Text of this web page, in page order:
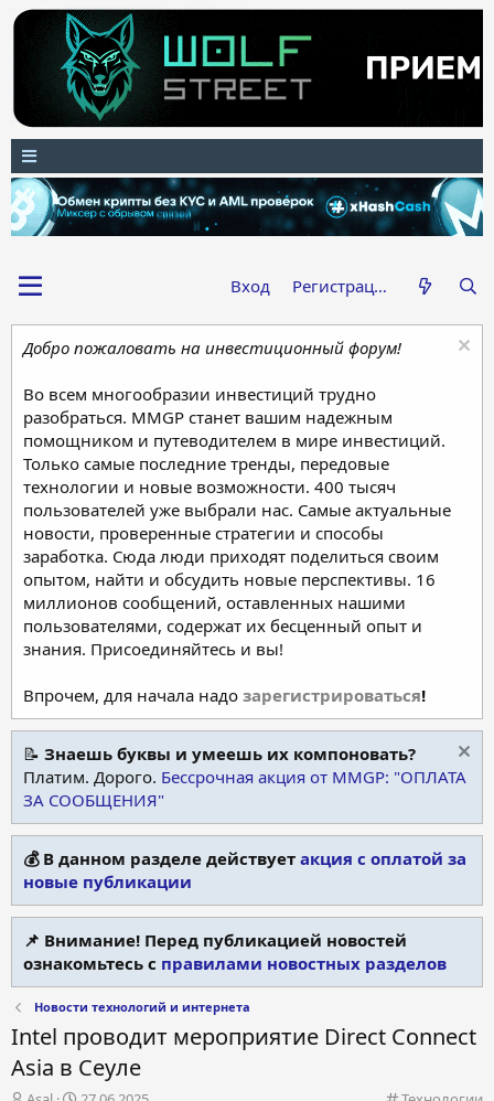
Вход Регистрация
Добро пожаловать на инвестиционный форум!
Во всем многообразии инвестиций трудно
разобраться. MMGP станет вашим надежным
помощником и путеводителем в мире инвестиций.
Только самые последние тренды, передовые
технологии и новые возможности. 400 тысяч
пользователей уже выбрали нас. Самые актуальные
новости, проверенные стратегии и способы
заработка. Сюда люди приходят поделиться своим
опытом, найти и обсудить новые перспективы. 16
миллионов сообщений, оставленных нашими
пользователями, содержат их бесценный опыт и
знания. Присоединяйтесь и вы!
Впрочем, для начала надо зарегистрироваться!
📝 Знаешь буквы и умеешь их компоновать?
Платим. Дорого. Бессрочная акция от MMGP: "ОПЛАТА
ЗА СООБЩЕНИЯ"
💰 В данном разделе действует акция с оплатой за
новые публикации
📌 Внимание! Перед публикацией новостей
ознакомьтесь с правилами новостных разделов
Новости технологий и интернета
Intel проводит мероприятие Direct Connect
Asia в Сеуле